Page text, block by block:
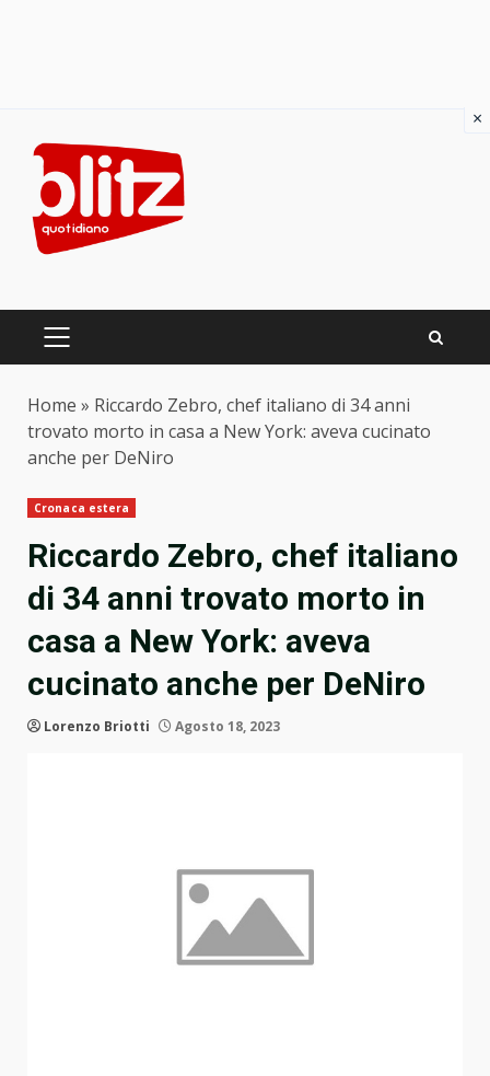
content
PRIMARY
Home » Riccardo Zebro, chef italiano di 34 anni
trovato morto in casa a New York: aveva cucinato
anche per DeNiro
Cronaca estera
Riccardo Zebro, chef italiano
di 34 anni trovato morto in
casa a New York: aveva
cucinato anche per DeNiro
Lorenzo Briotti Agosto 18, 2023
×